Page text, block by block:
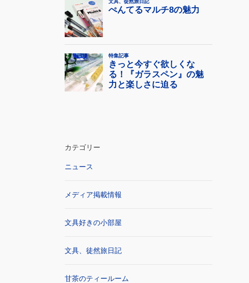
カテゴリー
ニュース
メディア掲載情報
文具好きの小部屋
文具、徒然旅日記
甘茶のティールーム